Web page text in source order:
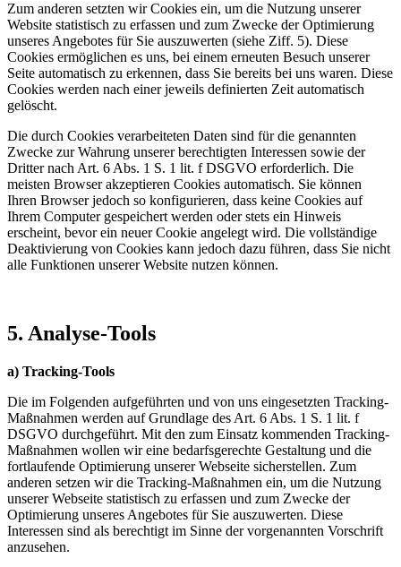
Zum anderen setzten wir Cookies ein, um die Nutzung unserer
Website statistisch zu erfassen und zum Zwecke der Optimierung
unseres Angebotes für Sie auszuwerten (siehe Ziff. 5). Diese
Cookies ermöglichen es uns, bei einem erneuten Besuch unserer
Seite automatisch zu erkennen, dass Sie bereits bei uns waren. Diese
Cookies werden nach einer jeweils definierten Zeit automatisch
gelöscht.
Die durch Cookies verarbeiteten Daten sind für die genannten
Zwecke zur Wahrung unserer berechtigten Interessen sowie der
Dritter nach Art. 6 Abs. 1 S. 1 lit. f DSGVO erforderlich. Die
meisten Browser akzeptieren Cookies automatisch. Sie können
Ihren Browser jedoch so konfigurieren, dass keine Cookies auf
Ihrem Computer gespeichert werden oder stets ein Hinweis
erscheint, bevor ein neuer Cookie angelegt wird. Die vollständige
Deaktivierung von Cookies kann jedoch dazu führen, dass Sie nicht
alle Funktionen unserer Website nutzen können.
5. Analyse-Tools
a) Tracking-Tools
Die im Folgenden aufgeführten und von uns eingesetzten Tracking-
Maßnahmen werden auf Grundlage des Art. 6 Abs. 1 S. 1 lit. f
DSGVO durchgeführt. Mit den zum Einsatz kommenden Tracking-
Maßnahmen wollen wir eine bedarfsgerechte Gestaltung und die
fortlaufende Optimierung unserer Webseite sicherstellen. Zum
anderen setzen wir die Tracking-Maßnahmen ein, um die Nutzung
unserer Webseite statistisch zu erfassen und zum Zwecke der
Optimierung unseres Angebotes für Sie auszuwerten. Diese
Interessen sind als berechtigt im Sinne der vorgenannten Vorschrift
anzusehen.